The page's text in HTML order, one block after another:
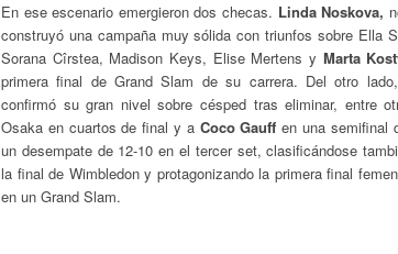
En ese escenario emergieron dos checas. Linda Noskova,
construyó una campaña muy sólida con triunfos sobre Ella
Sorana Cîrstea, Madison Keys, Elise Mertens y Marta
primera final de Grand Slam de su carrera. Del otro lado,
confirmó su gran nivel sobre césped tras eliminar, entre
Osaka en cuartos de final y aCoco Gauff en una semifinal
un desempate de 12-10 en el tercer set, clasificándose
la final de Wimbledon y protagonizando la primera final
en un Grand Slam.